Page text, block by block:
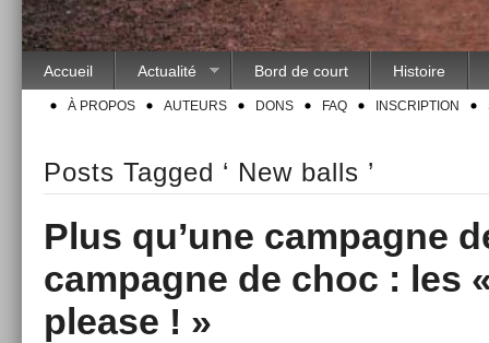
Accueil Actualité Bord de court Histoire
À PROPOS AUTEURS DONS FAQ INSCRIPTION
Posts Tagged ‘ New balls ’
Plus qu’une campagne
campagne de choc : les
please ! »